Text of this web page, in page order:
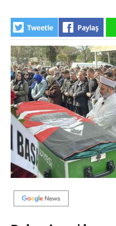
SİYASET
EKONOMİ
DÜNYA
MAGAZİN
GALERİ
VİDEO
YAZARLAR